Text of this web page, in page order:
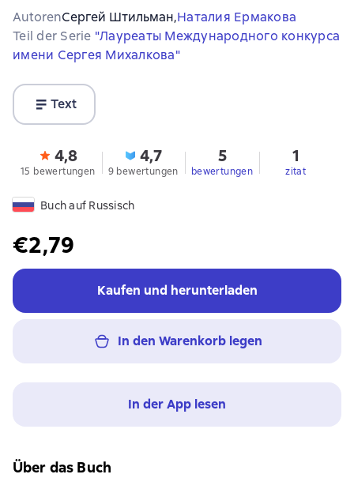
AutorenСергей Штильман,Наталия Ермакова
Teil der Serie "Лауреаты Международного конкурса
имени Сергея Михалкова"
Text
4,8
15 bewertungen
4,7
9 bewertungen
5
bewertungen
1
zitat
Buch auf Russisch
€2,79
Kaufen und herunterladen
In den Warenkorb legen
In der App lesen
Über das Buch